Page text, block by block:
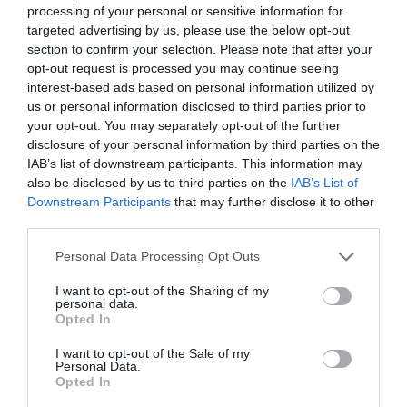
processing of your personal or sensitive information for
targeted advertising by us, please use the below opt-out
section to confirm your selection. Please note that after your
opt-out request is processed you may continue seeing
interest-based ads based on personal information utilized by
us or personal information disclosed to third parties prior to
your opt-out. You may separately opt-out of the further
disclosure of your personal information by third parties on the
IAB’s list of downstream participants. This information may
also be disclosed by us to third parties on the IAB’s List of
Downstream Participants that may further disclose it to other
Personal Data Processing Opt Outs
I want to opt-out of the Sharing of my
personal data.
Opted In
I want to opt-out of the Sale of my
Personal Data.
Opted In
diferentes productos relacionados con el makeup.
También está presente en TikTok, plataforma en la que
está creciendo exponencialmente, pero sin duda
destaca en su canal de YouTube con 608.000
suscriptores.
Laura Bey (@lbey__):experta en cosméticos y cuidado
de la piel, es graduada en Química y actualmente
trabaja en un laboratorio de dermocosmética de Reino
Unido. En Instagram, donde cueta con más de 79.300
seguidores, comparte su pasión y conocimientos del
Marta (@unviciosano): de una forma cercana, Marta
comparte consejos de belleza con sus seguidores
relacionados con el skincare, el maquillaje, también
haircare sin dejar de lado el autoestima y autocuidado.
En Instagram ya ha alcanzado la cifra de 100.000
seguidores y a través de TikTok también está